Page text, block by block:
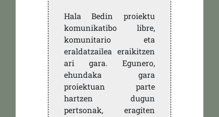
Hala Bedin proiektu
komunikatibo libre,
komunitario eta
eraldatzailea eraikitzen
ari gara. Egunero,
ehundaka gara
proiektuan parte
hartzen dugun
pertsonak, eragiten